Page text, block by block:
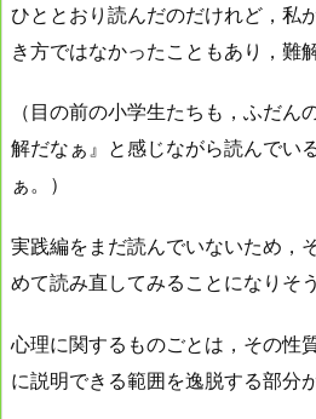
ひととおり読んだのだけれど，私
き方ではなかったこともあり，難
（目の前の小学生たちも，ふだん
解だなぁ』と感じながら読んでい
ぁ。）
実践編をまだ読んでいないため，
めて読み直してみることになりそう
心理に関するものごとは，その性
に説明できる範囲を逸脱する部分